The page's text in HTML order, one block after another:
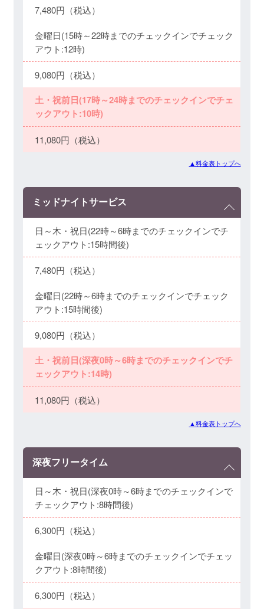
7,480円（税込）
金曜日(15時～22時までのチェックインでチェック
アウト:12時)
9,080円（税込）
土・祝前日(17時～24時までのチェックインでチェ
ックアウト:10時)
11,080円（税込）
▲料金表トップへ
ミッドナイトサービス
日～木・祝日(22時～6時までのチェックインでチ
ェックアウト:15時間後)
7,480円（税込）
金曜日(22時～6時までのチェックインでチェック
アウト:15時間後)
9,080円（税込）
土・祝前日(深夜0時～6時までのチェックインでチ
ェックアウト:14時)
11,080円（税込）
▲料金表トップへ
深夜フリータイム
日～木・祝日(深夜0時～6時までのチェックインで
チェックアウト:8時間後)
6,300円（税込）
金曜日(深夜0時～6時までのチェックインでチェッ
クアウト:8時間後)
6,300円（税込）